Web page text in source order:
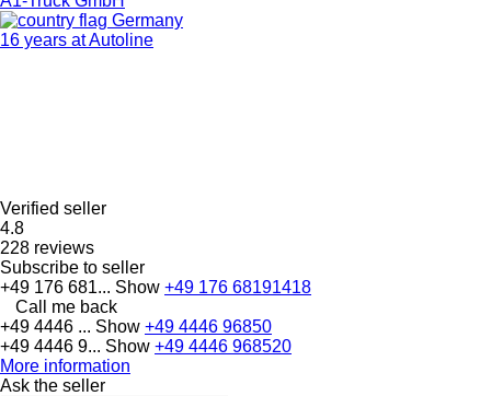
Germany
16 years at Autoline
Verified seller
4.8
228 reviews
Subscribe to seller
+49 176 681... Show +49 176 68191418
Call me back
+49 4446 ... Show +49 4446 96850
+49 4446 9... Show +49 4446 968520
More information
Ask the seller